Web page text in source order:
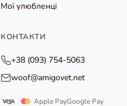
Мої улюбленці
КОНТАКТИ
+38 (093) 754-5063
woof@amigovet.net
Apple PayGoogle Pay